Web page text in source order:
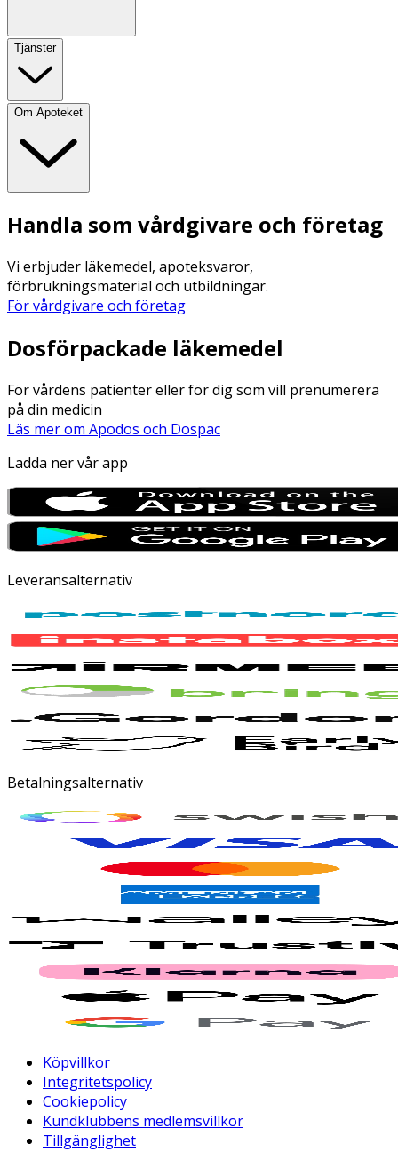
Tjänster
Om Apoteket
Handla som vårdgivare och företag
Vi erbjuder läkemedel, apoteksvaror,
förbrukningsmaterial och utbildningar.
För vårdgivare och företag
Dosförpackade läkemedel
För vårdens patienter eller för dig som vill prenumerera
på din medicin
Läs mer om Apodos och Dospac
Ladda ner vår app
Leveransalternativ
Betalningsalternativ
Köpvillkor
Integritetspolicy
Cookiepolicy
Kundklubbens medlemsvillkor
Tillgänglighet